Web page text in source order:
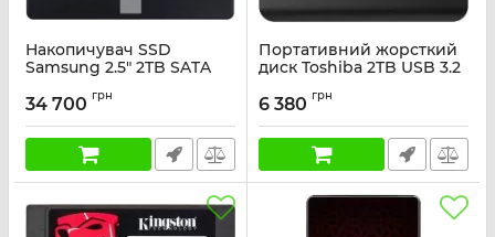
Накопичувач SSD
Samsung 2.5" 2TB SATA
Артикул: MZ-77E2T0B/EU
34 700 грн
Портативний жорсткий
диск Toshiba 2TB USB 3.2
Black
Артикул: HDTB520EK3AA
6 380 грн